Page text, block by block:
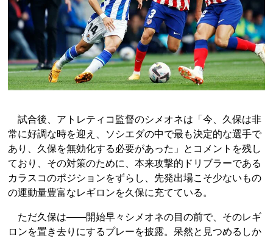
試合後、アトレティコ監督のシメオネは「今、久保は非
常に好調な時を迎え、ソシエダの中で最も決定的な選手で
あり、久保を無効化する必要があった」とコメントを残し
ており、その対策のために、本来攻撃的ドリブラーである
カラスコのポジションをずらし、先発出場こそ少ないもの
の運動量豊富なレギロンを久保に充てている。
ただ久保は――開始早々シメオネの目の前で、そのレギ
ロンを置き去りにするプレーを披露。呆然と見つめるしか